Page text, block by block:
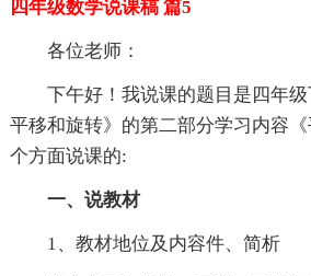
四年级数学说课稿 篇5
各位老师：
下午好！我说课的题目是四年
平移和旋转》的第二部分学习内容
个方面说课的:
一、说教材
1、教材地位及内容件、简析